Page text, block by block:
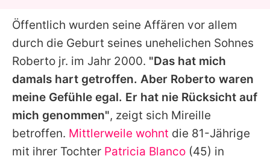
Öffentlich wurden seine Affären vor allem
durch die Geburt seines unehelichen Sohnes
Roberto jr. im Jahr 2000. "Das hat mich
damals hart getroffen. Aber Roberto waren
meine Gefühle egal. Er hat nie Rücksicht auf
mich genommen", zeigt sich Mireille
betroffen. Mittlerweile wohnt die 81-Jährige
mit ihrer Tochter Patricia Blanco (45) in